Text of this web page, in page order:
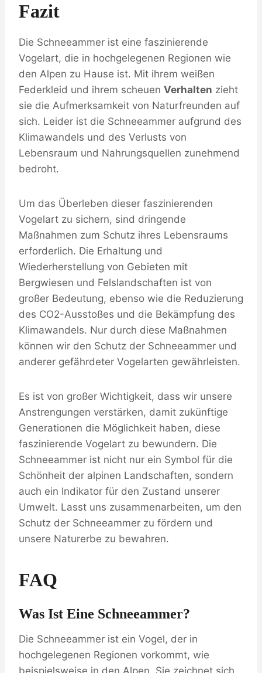
Fazit
Die Schneeammer ist eine faszinierende
Vogelart, die in hochgelegenen Regionen wie
den Alpen zu Hause ist. Mit ihrem weißen
Federkleid und ihrem scheuen Verhalten zieht
sie die Aufmerksamkeit von Naturfreunden auf
sich. Leider ist die Schneeammer aufgrund des
Klimawandels und des Verlusts von
Lebensraum und Nahrungsquellen zunehmend
bedroht.
Um das Überleben dieser faszinierenden
Vogelart zu sichern, sind dringende
Maßnahmen zum Schutz ihres Lebensraums
erforderlich. Die Erhaltung und
Wiederherstellung von Gebieten mit
Bergwiesen und Felslandschaften ist von
großer Bedeutung, ebenso wie die Reduzierung
des CO2-Ausstoßes und die Bekämpfung des
Klimawandels. Nur durch diese Maßnahmen
können wir den Schutz der Schneeammer und
anderer gefährdeter Vogelarten gewährleisten.
Es ist von großer Wichtigkeit, dass wir unsere
Anstrengungen verstärken, damit zukünftige
Generationen die Möglichkeit haben, diese
faszinierende Vogelart zu bewundern. Die
Schneeammer ist nicht nur ein Symbol für die
Schönheit der alpinen Landschaften, sondern
auch ein Indikator für den Zustand unserer
Umwelt. Lasst uns zusammenarbeiten, um den
Schutz der Schneeammer zu fördern und
unsere Naturerbe zu bewahren.
FAQ
Was Ist Eine Schneeammer?
Die Schneeammer ist ein Vogel, der in
hochgelegenen Regionen vorkommt, wie